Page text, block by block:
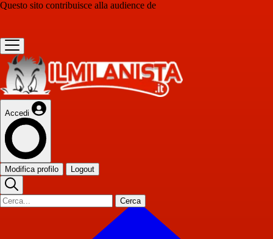
Questo sito contribuisce alla audience de
Accedi
Modifica profilo Logout
Cerca